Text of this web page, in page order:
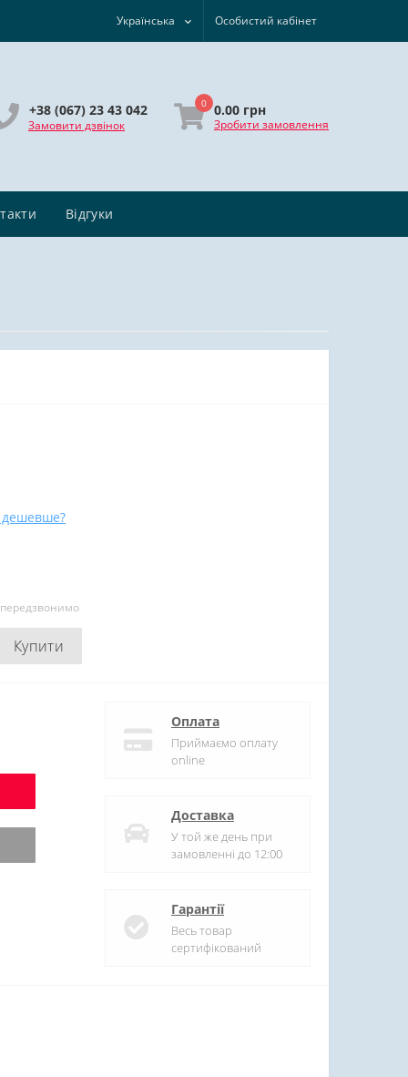
Українська Особистий кабінет
+38 (067) 23 43 042
Замовити дзвінок
0 0.00 грн
Зробити замовлення
Відгуки
Купити
Оплата
Приймаємо оплату
online
Доставка
У той же день при
замовленні до 12:00
Гарантії
Весь товар
сертифікований